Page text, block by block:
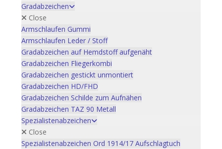
Gradabzeichen
Close
Armschlaufen Gummi
Armschlaufen Leder / Stoff
Gradabzeichen auf Hemdstoff aufgenäht
Gradabzeichen Fliegerkombi
Gradabzeichen gestickt unmontiert
Gradabzeichen HD/FHD
Gradabzeichen Schilde zum Aufnähen
Gradabzeichen TAZ 90 Metall
Spezialistenabzeichen
Close
Spezialistenabzeichen Ord 1914/17 Aufschlagtuch